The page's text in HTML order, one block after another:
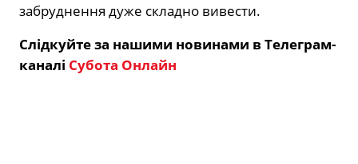
забруднення дуже складно вивести.
Слідкуйте за нашими новинами в Телеграм-
каналі Субота Онлайн